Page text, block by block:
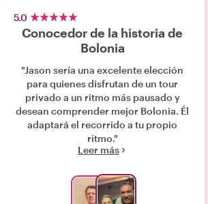
5.0
Conocedor de la historia de
Bolonia
"Jason sería una excelente elección
para quienes disfrutan de un tour
privado a un ritmo más pausado y
desean comprender mejor Bolonia. Él
adaptará el recorrido a tu propio
ritmo."
Leer más